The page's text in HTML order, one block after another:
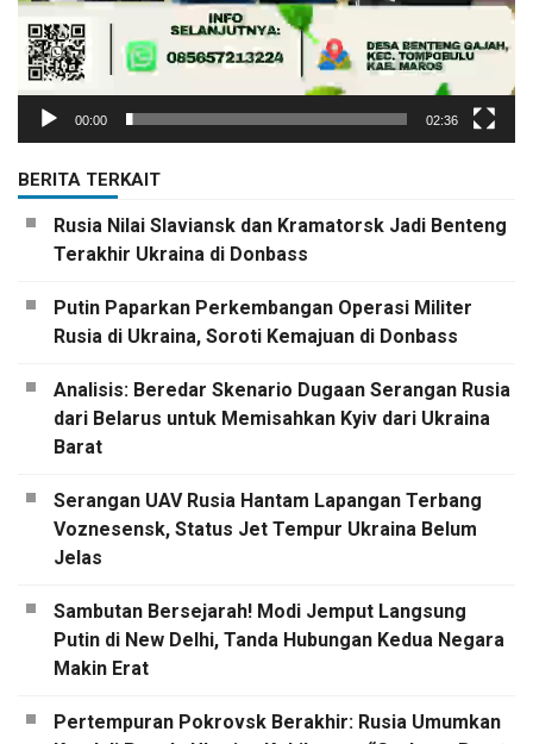
00:00 02:36
BERITA TERKAIT
Rusia Nilai Slaviansk dan Kramatorsk Jadi Benteng
Terakhir Ukraina di Donbass
Putin Paparkan Perkembangan Operasi Militer
Rusia di Ukraina, Soroti Kemajuan di Donbass
Analisis: Beredar Skenario Dugaan Serangan Rusia
dari Belarus untuk Memisahkan Kyiv dari Ukraina
Barat
Serangan UAV Rusia Hantam Lapangan Terbang
Voznesensk, Status Jet Tempur Ukraina Belum
Jelas
Sambutan Bersejarah! Modi Jemput Langsung
Putin di New Delhi, Tanda Hubungan Kedua Negara
Makin Erat
Pertempuran Pokrovsk Berakhir: Rusia Umumkan